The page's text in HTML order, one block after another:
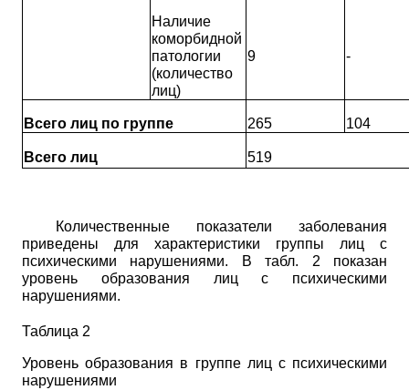
Наличие
коморбидной
патологии
(количество
лиц)
9 -
Всего лиц по группе 265 104
Всего лиц 519
Количественные показатели заболевания
приведены для характеристики группы лиц с
психическими нарушениями. В табл. 2 показан
уровень образования лиц с психическими
нарушениями.
Таблица 2
Уровень образования в группе лиц с психическими
нарушениями